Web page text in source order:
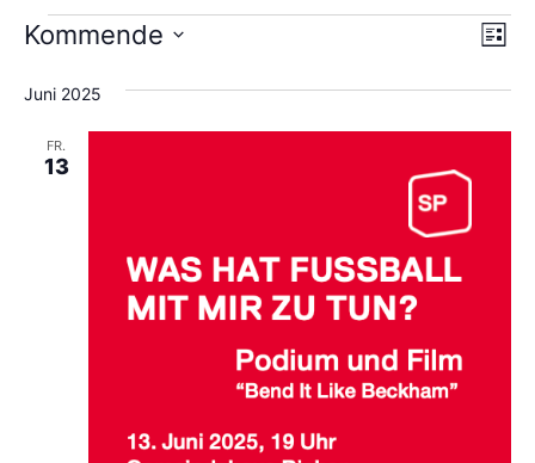
Liste
Kommende
Sie
das
aus.
Juni 2025
FR.
13